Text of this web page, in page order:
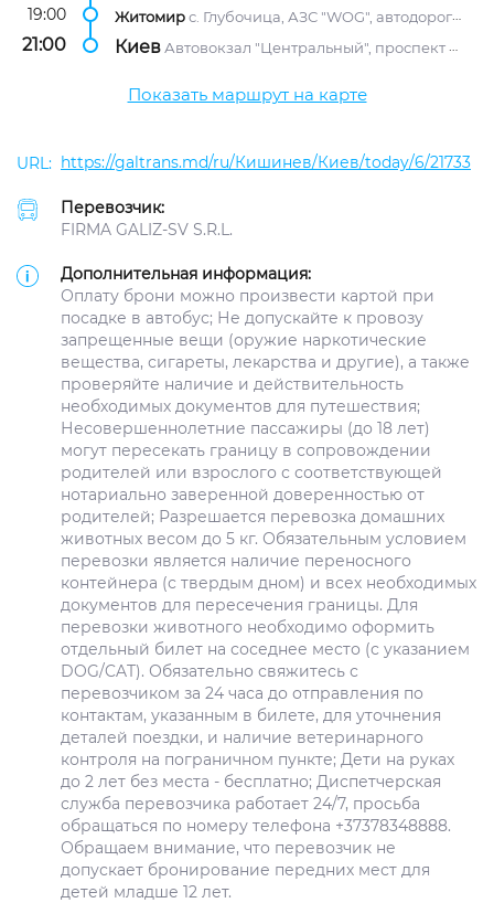
19:00 Житомирс. Глубочица, АЗС "WOG", автодорога Киев-Чоп, 127-й км. (въезд в Житомир из Киева)
21:00 Киев Автовокзал "Центральный", проспект Науки, 1/2
Показать маршрут на карте
https://galtrans.md/ru/Кишинев/Киев/today/6/21733
Перевозчик:
FIRMA GALIZ-SV S.R.L.
Дополнительная информация:
Оплату брони можно произвести картой при
посадке в автобус; Не допускайте к провозу
запрещенные вещи (оружие наркотические
вещества, сигареты, лекарства и другие), а также
проверяйте наличие и действительность
необходимых документов для путешествия;
Несовершеннолетние пассажиры (до 18 лет)
могут пересекать границу в сопровождении
родителей или взрослого с соответствующей
нотариально заверенной доверенностью от
родителей; Разрешается перевозка домашних
животных весом до 5 кг. Обязательным условием
перевозки является наличие переносного
контейнера (с твердым дном) и всех необходимых
документов для пересечения границы. Для
перевозки животного необходимо оформить
отдельный билет на соседнее место (с указанием
DOG/CAT). Обязательно свяжитесь с
перевозчиком за 24 часа до отправления по
контактам, указанным в билете, для уточнения
деталей поездки, и наличие ветеринарного
контроля на пограничном пункте; Дети на руках
до 2 лет без места - бесплатно; Диспетчерская
служба перевозчика работает 24/7, просьба
обращаться по номеру телефона +37378348888.
Обращаем внимание, что перевозчик не
допускает бронирование передних мест для
детей младше 12 лет.